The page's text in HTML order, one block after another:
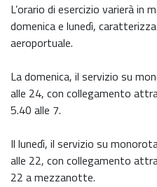
L’orario di esercizio varierà in
domenica e lunedì,
aeroportuale.
La domenica, il servizio su
alle 24, con collegamento
5.40 alle 7.
Il lunedì, il servizio su
alle 22, con collegamento
22 a mezzanotte.